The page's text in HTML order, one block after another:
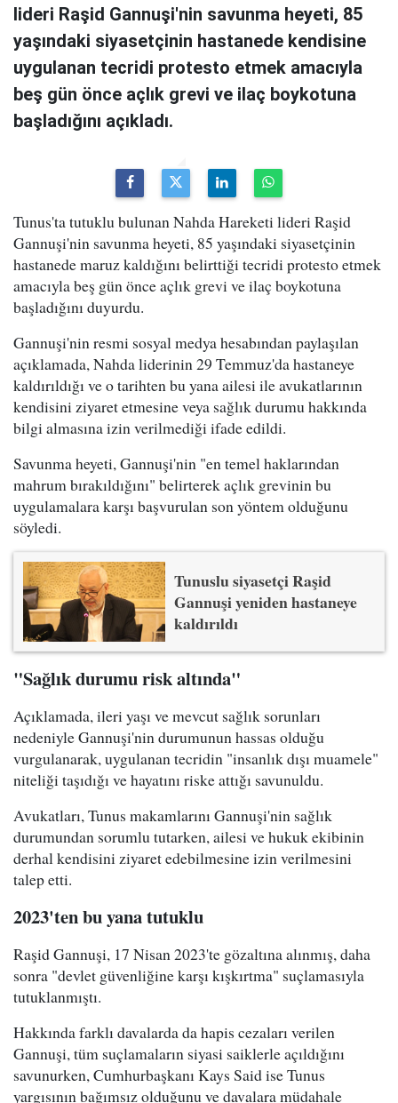
lideri Raşid Gannuşi'nin savunma heyeti, 85
yaşındaki siyasetçinin hastanede kendisine
uygulanan tecridi protesto etmek amacıyla
beş gün önce açlık grevi ve ilaç boykotuna
başladığını açıkladı.
Tunus'ta tutuklu bulunan Nahda Hareketi lideri Raşid
Gannuşi'nin savunma heyeti, 85 yaşındaki siyasetçinin
hastanede maruz kaldığını belirttiği tecridi protesto etmek
amacıyla beş gün önce açlık grevi ve ilaç boykotuna
başladığını duyurdu.
Gannuşi'nin resmi sosyal medya hesabından paylaşılan
açıklamada, Nahda liderinin 29 Temmuz'da hastaneye
kaldırıldığı ve o tarihten bu yana ailesi ile avukatlarının
kendisini ziyaret etmesine veya sağlık durumu hakkında
bilgi almasına izin verilmediği ifade edildi.
Savunma heyeti, Gannuşi'nin "en temel haklarından
mahrum bırakıldığını" belirterek açlık grevinin bu
uygulamalara karşı başvurulan son yöntem olduğunu
söyledi.
Tunuslu siyasetçi Raşid
Gannuşi yeniden hastaneye
kaldırıldı
"Sağlık durumu risk altında"
Açıklamada, ileri yaşı ve mevcut sağlık sorunları
nedeniyle Gannuşi'nin durumunun hassas olduğu
vurgulanarak, uygulanan tecridin "insanlık dışı muamele"
niteliği taşıdığı ve hayatını riske attığı savunuldu.
Avukatları, Tunus makamlarını Gannuşi'nin sağlık
durumundan sorumlu tutarken, ailesi ve hukuk ekibinin
derhal kendisini ziyaret edebilmesine izin verilmesini
talep etti.
2023'ten bu yana tutuklu
Raşid Gannuşi, 17 Nisan 2023'te gözaltına alınmış, daha
sonra "devlet güvenliğine karşı kışkırtma" suçlamasıyla
tutuklanmıştı.
Hakkında farklı davalarda da hapis cezaları verilen
Gannuşi, tüm suçlamaların siyasi saiklerle açıldığını
savunurken, Cumhurbaşkanı Kays Said ise Tunus
yargısının bağımsız olduğunu ve davalara müdahale